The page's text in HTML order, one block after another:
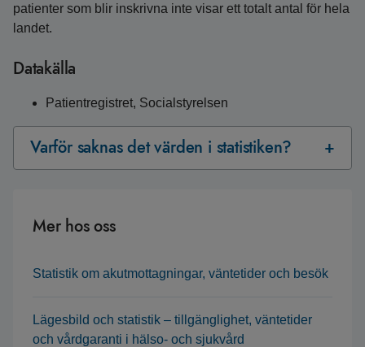
patienter som blir inskrivna inte visar ett totalt antal för hela
landet.
Datakälla
Patientregistret, Socialstyrelsen
Varför saknas det värden i statistiken?
Mer hos oss
Statistik om akutmottagningar, väntetider och besök
Lägesbild och statistik – tillgänglighet, väntetider
och vårdgaranti i hälso- och sjukvård